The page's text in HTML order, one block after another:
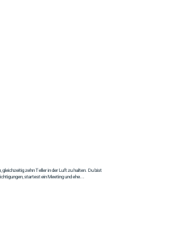
zehn Teller in der Luft zu halten. Du bist
startest ein Meeting und ehe...